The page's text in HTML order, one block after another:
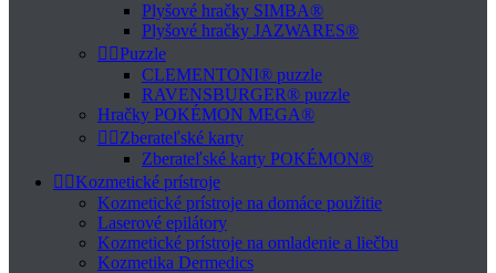
Plyšové hračky SIMBA®
Plyšové hračky JAZWARES®
 Puzzle
CLEMENTONI® puzzle
RAVENSBURGER® puzzle
Hračky POKÉMON MEGA®
 Zberateľské karty
Zberateľské karty POKÉMON®
 Kozmetické prístroje
Kozmetické prístroje na domáce použitie
Laserové epilátory
Kozmetické prístroje na omladenie a liečbu
Kozmetika Dermedics